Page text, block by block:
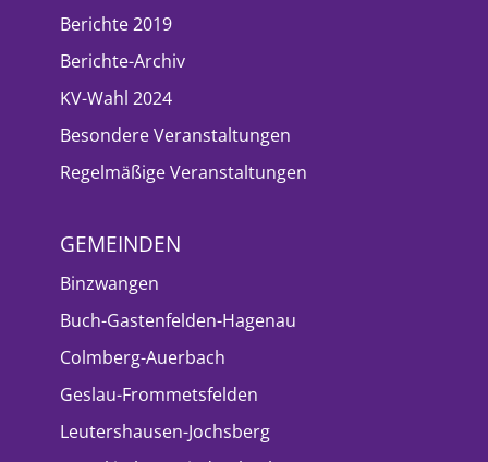
Berichte 2019
Berichte-Archiv
KV-Wahl 2024
Besondere Veranstaltungen
Regelmäßige Veranstaltungen
GEMEINDEN
Binzwangen
Buch-Gastenfelden-Hagenau
Colmberg-Auerbach
Geslau-Frommetsfelden
Leutershausen-Jochsberg